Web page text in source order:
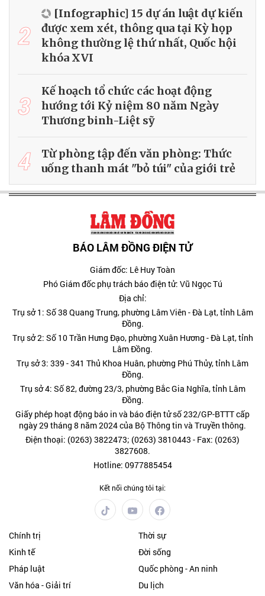
2
[Infographic] 15 dự án luật dự kiến
được xem xét, thông qua tại Kỳ họp
không thường lệ thứ nhất, Quốc hội
khóa XVI
3
Kế hoạch tổ chức các hoạt động
hướng tới Kỷ niệm 80 năm Ngày
Thương binh-Liệt sỹ
4
Từ phòng tập đến văn phòng: Thức
uống thanh mát "bỏ túi" của giới trẻ
BÁO LÂM ĐỒNG ĐIỆN TỬ
Giám đốc: Lê Huy Toàn
Phó Giám đốc phụ trách báo điện tử: Vũ Ngọc Tú
Địa chỉ:
Trụ sở 1: Số 38 Quang Trung, phường Lâm Viên - Đà Lạt, tỉnh Lâm
Đồng.
Trụ sở 2: Số 10 Trần Hưng Đạo, phường Xuân Hương - Đà Lạt, tỉnh
Lâm Đồng.
Trụ sở 3: 339 - 341 Thủ Khoa Huân, phường Phú Thủy, tỉnh Lâm
Đồng.
Trụ sở 4: Số 82, đường 23/3, phường Bắc Gia Nghĩa, tỉnh Lâm
Đồng.
Giấy phép hoạt động báo in và báo điện tử số 232/GP-BTTT cấp
ngày 29 tháng 8 năm 2024 của Bộ Thông tin và Truyền thông.
Điện thoại: (0263) 3822473; (0263) 3810443 - Fax: (0263)
3827608.
Hotline: 0977885454
Kết nối chúng tôi tại:
Chính trị
Thời sự
Kinh tế
Đời sống
Pháp luật
Quốc phòng - An ninh
Văn hóa - Giải trí
Du lịch